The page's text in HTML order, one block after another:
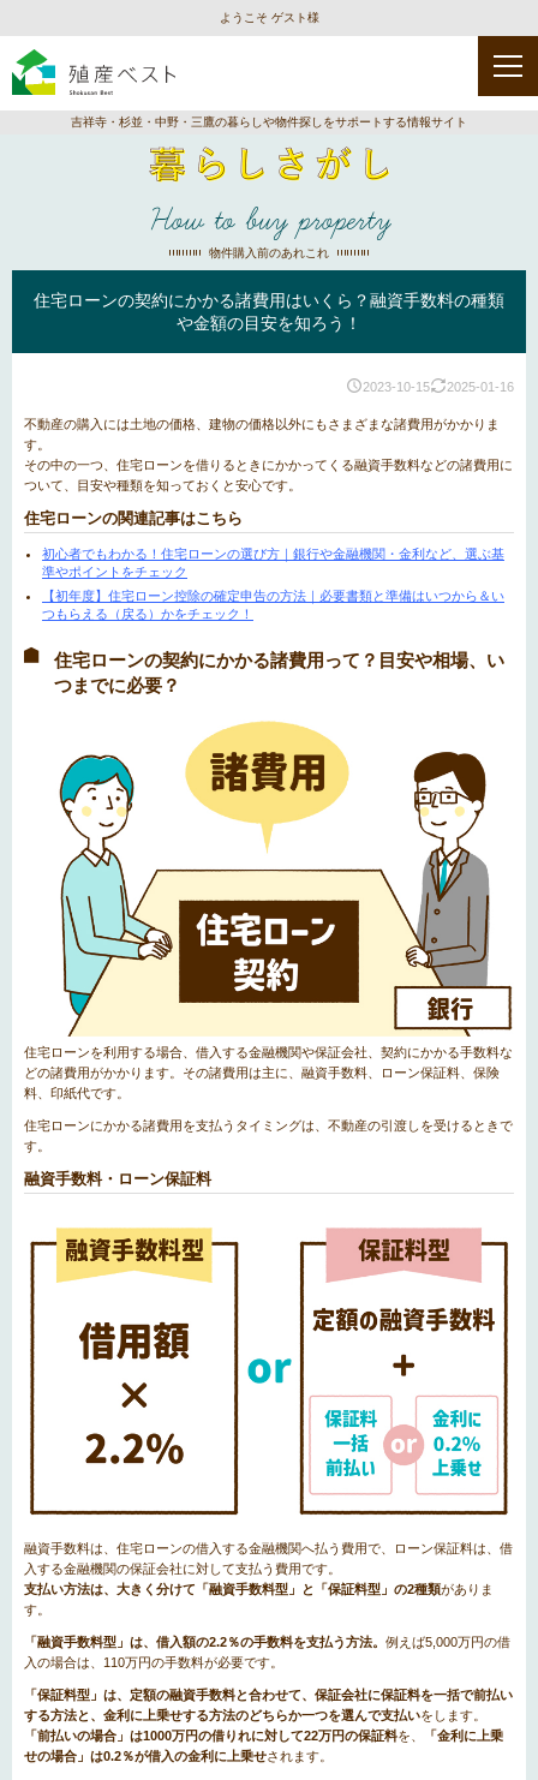
ようこそ ゲスト様
吉祥寺・杉並・中野・三鷹の暮らしや物件探しをサポートする情報サイト
How to buy property
物件購入前のあれこれ
住宅ローンの契約にかかる諸費用はいくら？融資手数料の種類
や金額の目安を知ろう！
2023-10-15 2025-01-16
不動産の購入には土地の価格、建物の価格以外にもさまざまな諸費用がかかりま
す。
その中の一つ、住宅ローンを借りるときにかかってくる融資手数料などの諸費用に
ついて、目安や種類を知っておくと安心です。
住宅ローンの関連記事はこちら
初心者でもわかる！住宅ローンの選び方｜銀行や金融機関・金利など、選ぶ基
準やポイントをチェック
【初年度】住宅ローン控除の確定申告の方法｜必要書類と準備はいつから＆い
つもらえる（戻る）かをチェック！
住宅ローンの契約にかかる諸費用って？目安や相場、い
つまでに必要？
住宅ローンを利用する場合、借入する金融機関や保証会社、契約にかかる手数料な
どの諸費用がかかります。その諸費用は主に、融資手数料、ローン保証料、保険
料、印紙代です。
住宅ローンにかかる諸費用を支払うタイミングは、不動産の引渡しを受けるときで
す。
融資手数料・ローン保証料
融資手数料は、住宅ローンの借入する金融機関へ払う費用で、ローン保証料は、借
入する金融機関の保証会社に対して支払う費用です。
支払い方法は、大きく分けて「融資手数料型」と「保証料型」の2種類がありま
す。
「融資手数料型」は、借入額の2.2％の手数料を支払う方法。 例えば5,000万円の借
入の場合は、110万円の手数料が必要です。
「保証料型」は、定額の融資手数料と合わせて、保証会社に保証料を一括で前払い
する方法と、金利に上乗せする方法のどちらか一つを選んで支払いをします。
「前払いの場合」は1000万円の借りれに対して22万円の保証料を、
「金利に上乗
せの場合」は0.2％が借入の金利に上乗せされます。